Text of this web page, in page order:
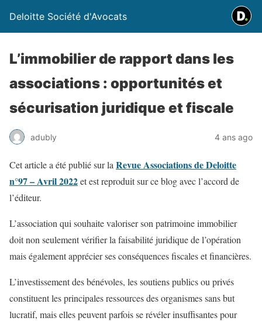
Deloitte Société d'Avocats
L’immobilier de rapport dans les
associations : opportunités et
sécurisation juridique et fiscale
adubly 4 ans ago
Cet article a été publié sur la Revue Associations de Deloitte
n°97 – Avril 2022et est reproduit sur ce blog avec l’accord de
l’éditeur.
L’association qui souhaite valoriser son patrimoine immobilier
doit non seulement vérifier la faisabilité juridique de l’opération
mais également apprécier ses conséquences fiscales et financières.
L’investissement des bénévoles, les soutiens publics ou privés
constituent les principales ressources des organismes sans but
lucratif, mais elles peuvent parfois se révéler insuffisantes pour